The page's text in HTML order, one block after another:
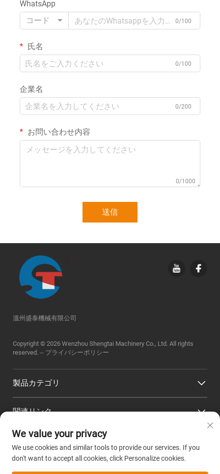
WhatsApp
コード
0/100
氏名
0/100
企業名
0/200
お問い合わせ内容
0/1000
送信
溫州盛泰機械有限公司
Copyright © 2026 Wenzhou Shengtai Machinery Co., Ltd. All rights
reserved. -- プライバシーポリシー
製品カテゴリ
関連リンク
お問い合わせ先
Office add : 浙江省温州市平阳县万全鎮創業路2番地、鄭樓標準廠房
We value your privacy
We use cookies and similar tools to provide our services. If you
don't want to accept all cookies, click Personalize cookies.